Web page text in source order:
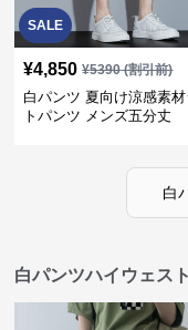
SALE
¥4,850 ¥5390(割引前)
白パンツ 夏向け涼感素
トパンツ メンズ五分丈
白
白パンツハイウェス